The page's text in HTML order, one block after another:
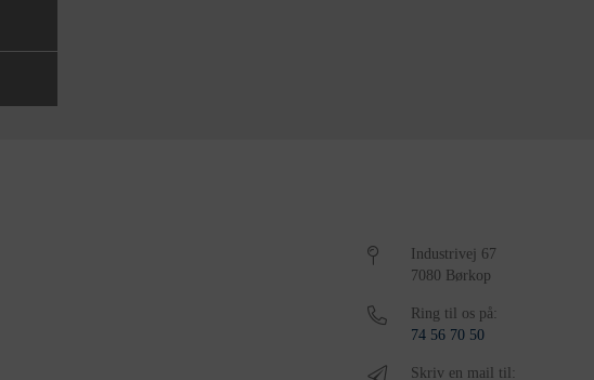
Industrivej 67
7080 Børkop
Ring til os på:
74 56 70 50
Skriv en mail til: